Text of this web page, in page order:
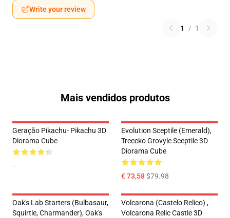
Write your review
1 / 1
Mais vendidos produtos
Geração Pikachu- Pikachu 3D
Diorama Cube
--
Evolution Sceptile (Emerald),
Treecko Grovyle Sceptile 3D
Diorama Cube
€ 73,58$79.98
Oak's Lab Starters (Bulbasaur,
Squirtle, Charmander), Oak's
Volcarona (Castelo Relico) ,
Volcarona Relic Castle 3D